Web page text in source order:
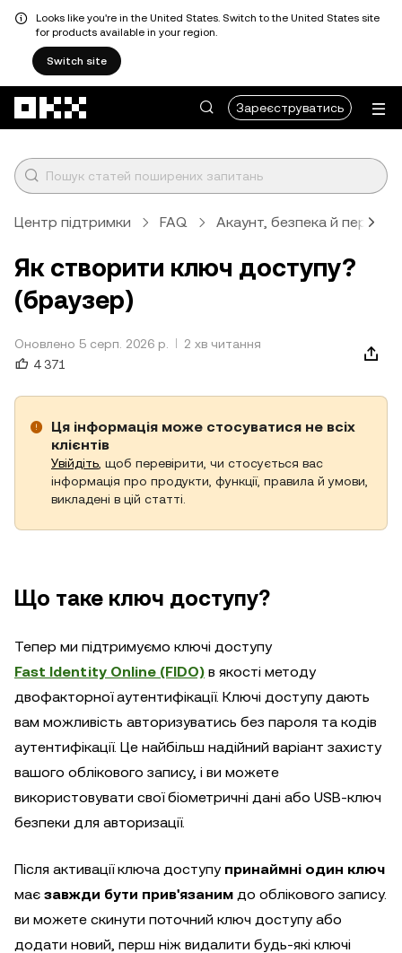
Looks like you're in the United States. Switch to the United States site
for products available in your region.
Switch site
Зареєструватись
Центр підтримки FAQ Акаунт, безпека й
Як створити ключ доступу?
(браузер)
Оновлено 5 серп. 2026 р.
2 хв читання
4 371
Ця інформація може стосуватися не всіх
клієнтів
Увійдіть , щоб перевірити, чи стосується вас
інформація про продукти, функції, правила й умови,
викладені в цій статті.
Що таке ключ доступу?
Тепер ми підтримуємо ключі доступу
Fast Identity Online (FIDO) в якості методу
двофакторної аутентифікації. Ключі доступу дають
вам можливість авторизуватись без пароля та кодів
аутентифікації. Це найбільш надійний варіант захисту
вашого облікового запису, і ви можете
використовувати свої біометричні дані або USB-ключ
безпеки для авторизації.
Після активації ключа доступу принаймні один ключ
має завжди бути прив'язаним до облікового запису.
ви можете скинути поточний ключ доступу або
додати новий, перш ніж видалити будь-які ключі